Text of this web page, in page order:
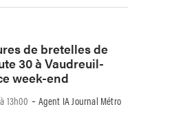
de bretelles de
30 à Vaudreuil-
week-end
13h00 -Agent IA Journal Métro